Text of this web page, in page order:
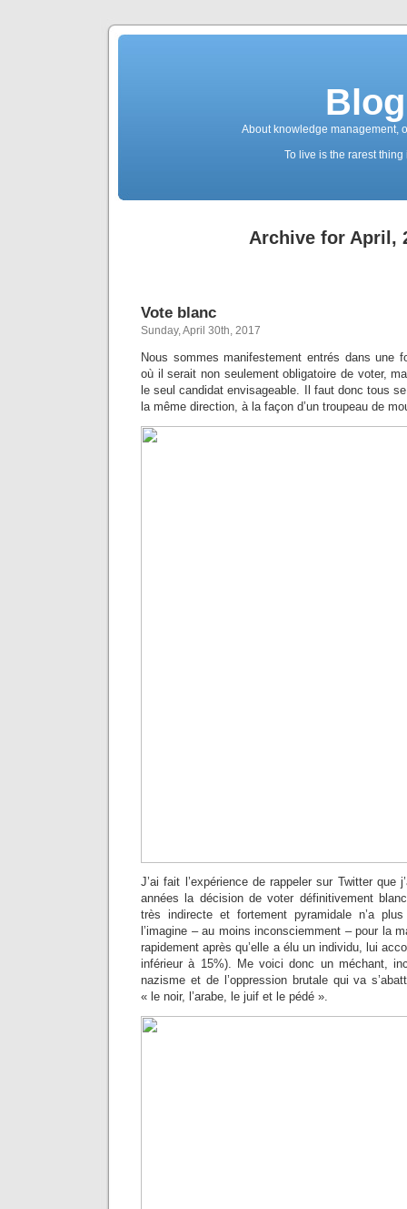
About knowledge management,
To live is the rarest
Archive for April,
Vote blanc
Sunday, April 30th, 2017
Nous sommes manifestement entrés dans une
où il serait non seulement obligatoire de voter,
le seul candidat envisageable. Il faut donc tous
la même direction, à la façon d’un troupeau de
J’ai fait l’expérience de rappeler sur Twitter que
années la décision de voter définitivement
très indirecte et fortement pyramidale n’a
l’imagine – au moins inconsciemment – pour la
rapidement après qu’elle a élu un individu, lui
inférieur à 15%). Me voici donc un méchant,
nazisme et de l’oppression brutale qui va
« le noir, l’arabe, le juif et le pédé ».